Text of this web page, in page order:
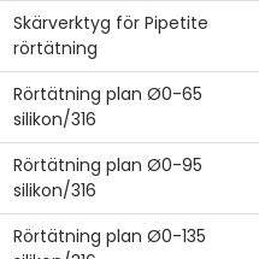
Skärverktyg för Pipetite
rörtätning
Rörtätning plan Ø0-65
silikon/316
Rörtätning plan Ø0-95
silikon/316
Rörtätning plan Ø0-135